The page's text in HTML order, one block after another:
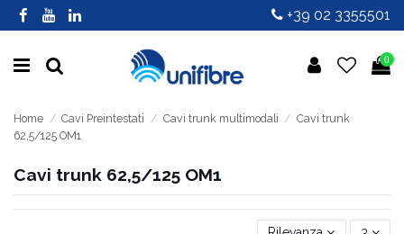
+39 02 3355501
0
Home Cavi Preintestati Cavi trunk multimodali
Cavi trunk
62,5/125 OM1
Cavi trunk 62,5/125 OM1